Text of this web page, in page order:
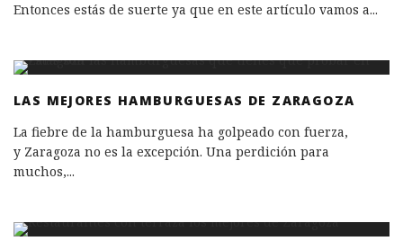
Entonces estás de suerte ya que en este artículo vamos a...
LAS MEJORES HAMBURGUESAS DE ZARAGOZA
La fiebre de la hamburguesa ha golpeado con fuerza,
y Zaragoza no es la excepción. Una perdición para
muchos,...